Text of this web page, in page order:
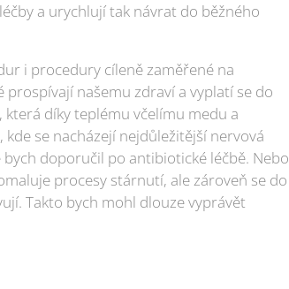
a urychlují tak návrat do běžného
i procedury cíleně zaměřené na
prospívají našemu zdraví a vyplatí se do
, která díky teplému včelímu medu a
se nacházejí nejdůležitější nervová
doporučil po antibiotické léčbě. Nebo
procesy stárnutí, ale zároveň se do
Takto bych mohl dlouze vyprávět